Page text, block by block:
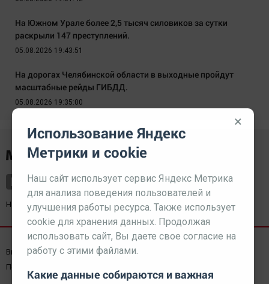
На Южном Урале более 2,5 тысяч силовиков за сутки
раскрыли 147 преступлений.
05.08.2026 19:43:51
На дорогах Челябинской области в выходные пройдут
масштабные рейды ГИБДД.
05.08.2026 19:35:00
Наш партнерkurorty-sochi.ru
Выходные данные СМИ Реклама
Пользовательское соглашение
×
Использование Яндекс
Метрики и cookie
Наш сайт использует сервис Яндекс Метрика
для анализа поведения пользователей и
улучшения работы ресурса. Также использует
cookie для хранения данных. Продолжая
использовать сайт, Вы даете свое согласие на
работу с этими файлами.
Какие данные собираются и важная